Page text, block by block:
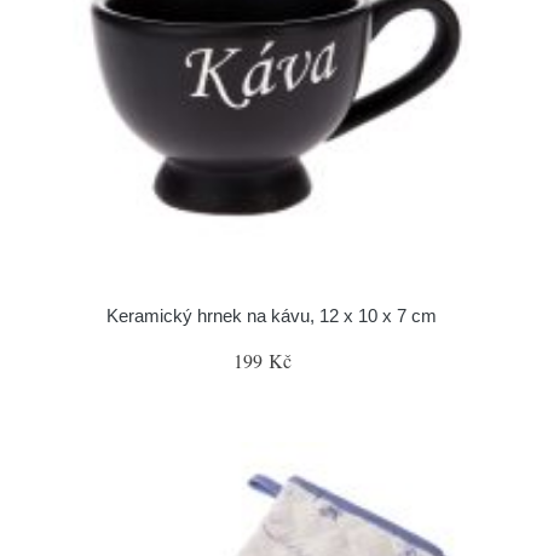
Keramický hrnek na kávu, 12 x 10 x 7 cm
199 Kč